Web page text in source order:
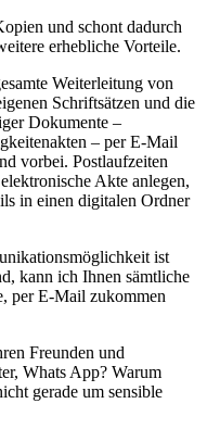
und schont dadurch
erhebliche Vorteile.
Weiterleitung von
Schriftsätzen und die
Dokumente –
– per E-Mail
vorbei. Postlaufzeiten
Akte anlegen,
in einen digitalen Ordner
ist
kann ich Ihnen sämtliche
per E-Mail zukommen
Freunden und
Whats App? Warum
gerade um sensible